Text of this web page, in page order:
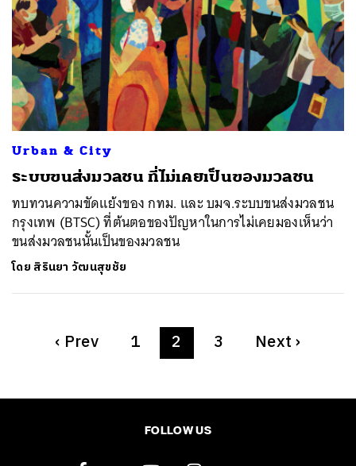
Urban & City
ระบบขนส่งมวลชน ที่ไม่เคยเป็นของมวลชน
ทบทวนความขัดแย้งของ กทม. และ บมจ.​ระบบขนส่งมวลชน
กรุงเทพ (BTSC) ที่ต้นตอของปัญหาในการไม่เคยมองเห็นว่า
ขนส่งมวลชนนั้นเป็นของมวลชน
โดย สิรินยา วัฒนสุขชัย
‹ Prev 1 2 3 Next›
FOLLOW US